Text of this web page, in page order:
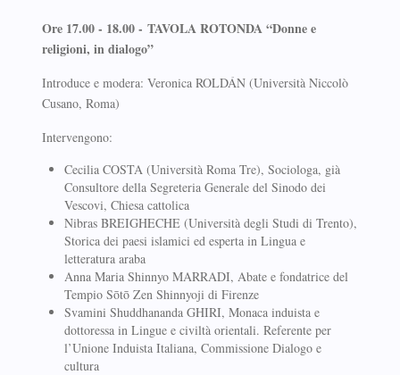
Ore 17.00 - 18.00 - TAVOLA ROTONDA “Donne e
religioni, in dialogo”
Introduce e modera: Veronica ROLDÁN (Università Niccolò
Cusano, Roma)
Intervengono:
Cecilia COSTA (Università Roma Tre), Sociologa, già
Consultore della Segreteria Generale del Sinodo dei
Vescovi, Chiesa cattolica
Nibras BREIGHECHE (Università degli Studi di Trento),
Storica dei paesi islamici ed esperta in Lingua e
letteratura araba
Anna Maria Shinnyo MARRADI, Abate e fondatrice del
Tempio Sōtō Zen Shinnyoji di Firenze
Svamini Shuddhananda GHIRI, Monaca induista e
dottoressa in Lingue e civiltà orientali. Referente per
l’Unione Induista Italiana, Commissione Dialogo e
cultura